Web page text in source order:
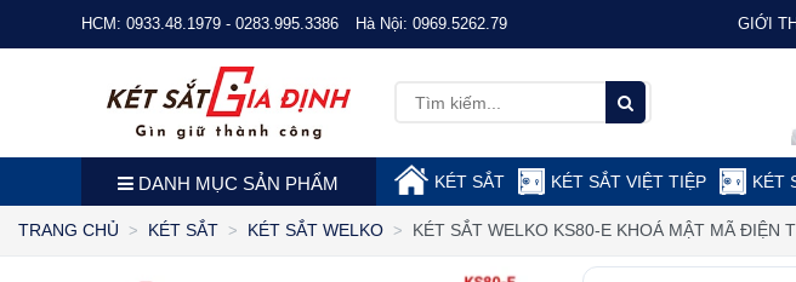
HCM: 0933.48.1979 - 0283.995.3386 Hà Nội: 0969.5262.79 GIỚI
DANH MỤC SẢN PHẨM KÉT SẮT KÉT SẮT VIỆT TIỆP KÉT
TRANG CHỦ KÉT SẮT KÉT SẮT WELKO KÉT SẮT WELKO KS80-E KHOÁ MẬT MÃ ĐIỆN